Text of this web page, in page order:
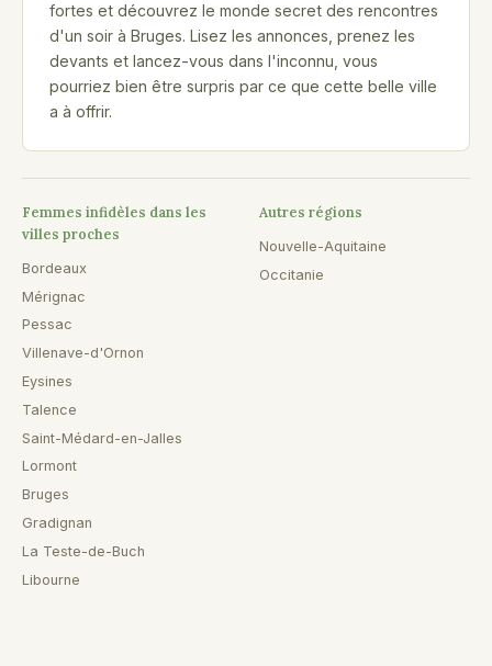
fortes et découvrez le monde secret des rencontres
d'un soir à Bruges. Lisez les annonces, prenez les
devants et lancez-vous dans l'inconnu, vous
pourriez bien être surpris par ce que cette belle ville
a à offrir.
Femmes infidèles dans les
villes proches
Bordeaux
Mérignac
Pessac
Villenave-d'Ornon
Eysines
Talence
Saint-Médard-en-Jalles
Lormont
Bruges
Gradignan
La Teste-de-Buch
Libourne
Autres régions
Nouvelle-Aquitaine
Occitanie